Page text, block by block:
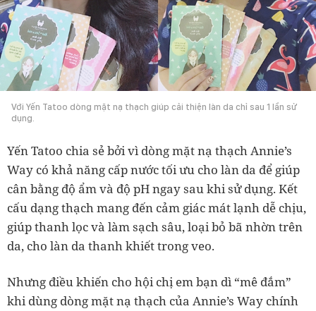
Với Yến Tatoo dòng mặt nạ thạch giúp cải thiện làn da chỉ sau 1 lần sử
dụng.
Yến Tatoo chia sẻ bởi vì dòng mặt nạ thạch Annie’s
Way có khả năng cấp nước tối ưu cho làn da để giúp
cân bằng độ ẩm và độ pH ngay sau khi sử dụng. Kết
cấu dạng thạch mang đến cảm giác mát lạnh dễ chịu,
giúp thanh lọc và làm sạch sâu, loại bỏ bã nhờn trên
da, cho làn da thanh khiết trong veo.
Nhưng điều khiến cho hội chị em bạn dì “mê đắm”
khi dùng dòng mặt nạ thạch của Annie’s Way chính